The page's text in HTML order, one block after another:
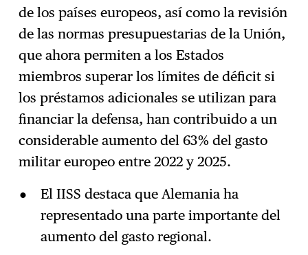
de los países europeos, así como la revisión
de las normas presupuestarias de la Unión,
que ahora permiten a los Estados
miembros superar los límites de déficit si
los préstamos adicionales se utilizan para
financiar la defensa, han contribuido a un
considerable aumento del 63% del gasto
militar europeo entre 2022 y 2025.
El IISS destaca que Alemania ha
representado una parte importante del
aumento del gasto regional.